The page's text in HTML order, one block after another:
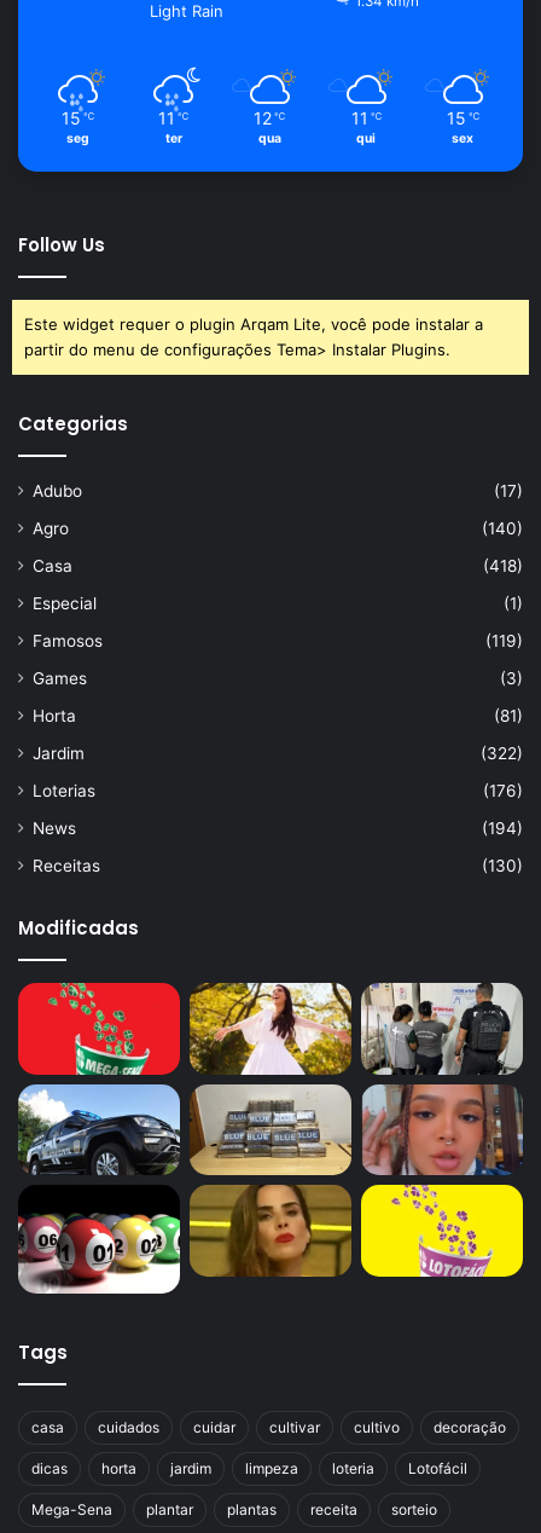
Light Rain
15 ℃
seg
11 ℃
ter
12 ℃
qua
11 ℃
qui
15 ℃
sex
Follow Us
Este widget requer o plugin Arqam Lite, você pode instalar a
partir do menu de configurações Tema> Instalar Plugins.
Categorias
Adubo
(17)
Agro
(140)
Casa
(418)
Especial
(1)
Famosos
(119)
Games
(3)
Horta
(81)
Jardim
(322)
Loterias
(176)
News
(194)
Receitas
(130)
Modificadas
Tags
casa cuidados cuidar cultivar cultivo decoração
dicas horta jardim limpeza loteria Lotofácil
Mega-Sena plantar plantas receita sorteio